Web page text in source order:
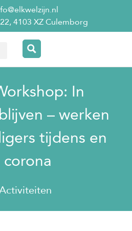
4103 XZ Culemborg
In
– werken
tijdens en
corona